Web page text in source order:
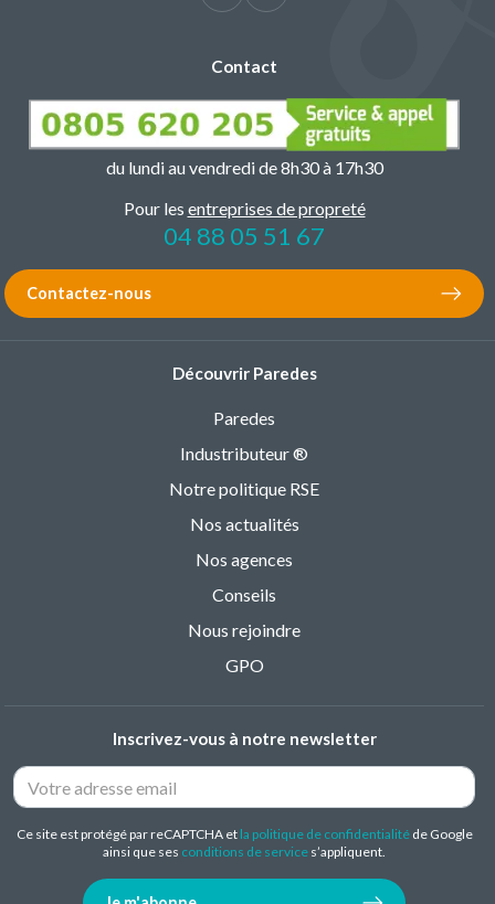
Contact
du lundi au vendredi de 8h30 à 17h30
Pour les entreprises de propreté
04 88 05 51 67
Contactez-nous
Découvrir Paredes
Paredes
Industributeur ®
Notre politique RSE
Nos actualités
Nos agences
Conseils
Nous rejoindre
GPO
Inscrivez-vous à notre newsletter
Ce site est protégé par reCAPTCHA et la politique de confidentialitéde Google
ainsi que ses conditions de service s’appliquent.